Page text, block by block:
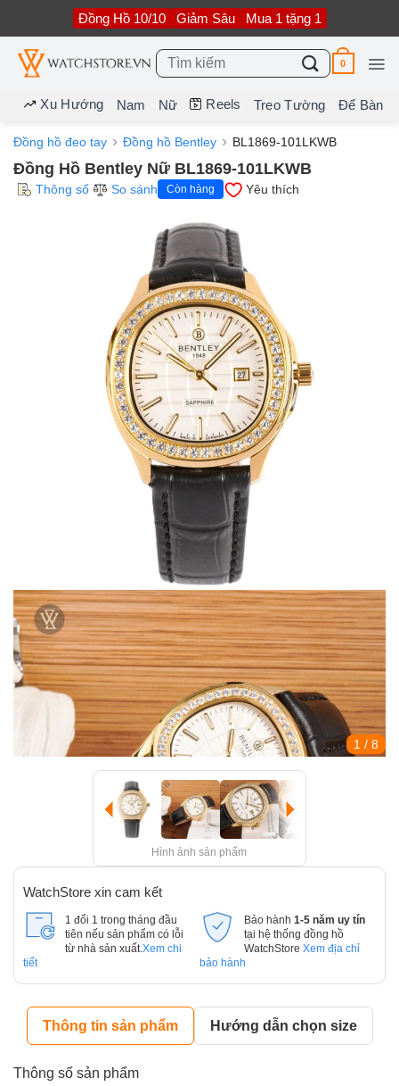
nội
dung
Đồng Hồ 10/10 Giảm Sâu Mua 1 tặng 1
Tìm
kiếm:
0
Xu Hướng Nam Nữ Reels Treo Tường Để Bàn
Đồng hồ đeo tay Đồng hồ Bentley BL1869-101LKWB
Đồng Hồ Bentley Nữ BL1869-101LKWB
Thông số So sánh Còn hàng Yêu thích
1 / 8
Hình ảnh sản phẩm
WatchStore xin cam kết
1 đổi 1 trong tháng đầu
tiên nếu sản phẩm có lỗi
từ nhà sản xuất. Xem chi
tiết
Bảo hành 1-5 năm uy tín
tại hệ thống đồng hồ
WatchStore Xem địa chỉ
bảo hành
Thông tin sản phẩm Hướng dẫn chọn size
Thông số sản phẩm